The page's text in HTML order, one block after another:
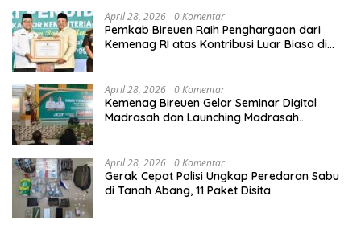
April 28, 2026 0 Komentar
Pemkab Bireuen Raih Penghargaan dari
Kemenag RI atas Kontribusi Luar Biasa di
April 28, 2026 0 Komentar
Kemenag Bireuen Gelar Seminar Digital
Madrasah dan Launching Madrasah
April 28, 2026 0 Komentar
Gerak Cepat Polisi Ungkap Peredaran Sabu
di Tanah Abang, 11 Paket Disita